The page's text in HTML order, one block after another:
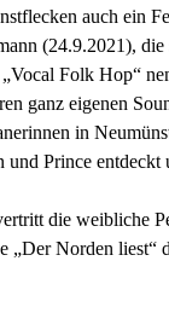
auch ein
(24.9.2021),
Folk Hop“
ganz eigenen
in
und Prince
die weibliche
„Der Norden